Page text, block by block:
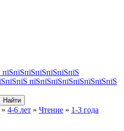
Найти
» 4-6 лет » Чтение » 1-3 года